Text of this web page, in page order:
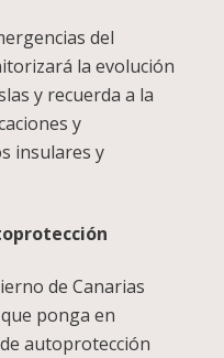
del
la evolución
y recuerda a la
y
insulares y
de Canarias
ponga en
autoprotección